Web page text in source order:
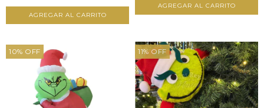
10% OFF 11% OFF